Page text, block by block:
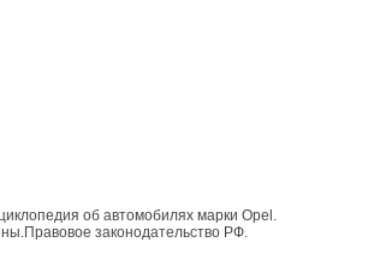
об автомобилях марки Opel.
законодательство РФ.